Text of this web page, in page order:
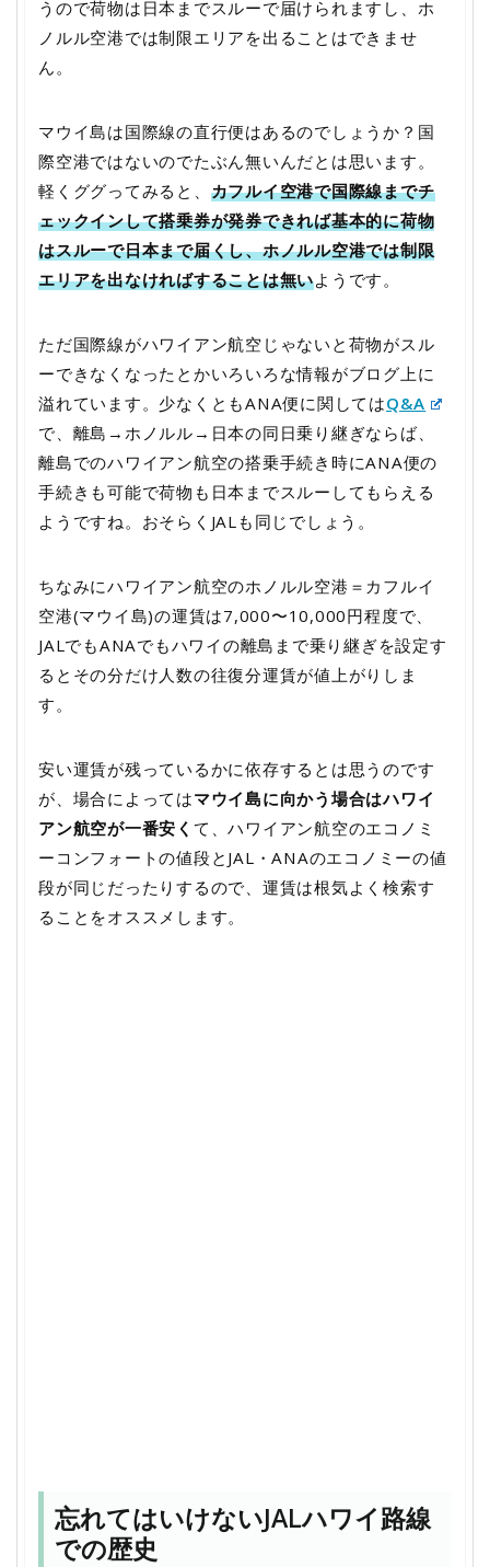
うので荷物は日本までスルーで届けられますし、ホ
ノルル空港では制限エリアを出ることはできませ
ん。
マウイ島は国際線の直行便はあるのでしょうか？国
際空港ではないのでたぶん無いんだとは思います。
軽くググってみると、 カフルイ空港で国際線までチ
ェックインして搭乗券が発券できれば基本的に荷物
はスルーで日本まで届くし、ホノルル空港では制限
エリアを出なければすることは無いようです。
ただ国際線がハワイアン航空じゃないと荷物がスル
ーできなくなったとかいろいろな情報がブログ上に
溢れています。少なくともANA便に関してはQ&A
で、離島→ホノルル→日本の同日乗り継ぎならば、
離島でのハワイアン航空の搭乗手続き時にANA便の
手続きも可能で荷物も日本までスルーしてもらえる
ようですね。おそらくJALも同じでしょう。
ちなみにハワイアン航空のホノルル空港＝カフルイ
空港(マウイ島)の運賃は7,000〜10,000円程度で、
JALでもANAでもハワイの離島まで乗り継ぎを設定す
るとその分だけ人数の往復分運賃が値上がりしま
す。
安い運賃が残っているかに依存するとは思うのです
が、場合によってはマウイ島に向かう場合はハワイ
アン航空が一番安く て、ハワイアン航空のエコノミ
ーコンフォートの値段とJAL・ANAのエコノミーの値
段が同じだったりするので、運賃は根気よく検索す
ることをオススメします。
忘れてはいけないJALハワイ路線
での歴史